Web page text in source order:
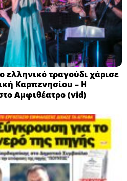
ελληνικό τραγούδι χάρισε
Καρπενησίου – Η
Αμφιθέατρο (vid)